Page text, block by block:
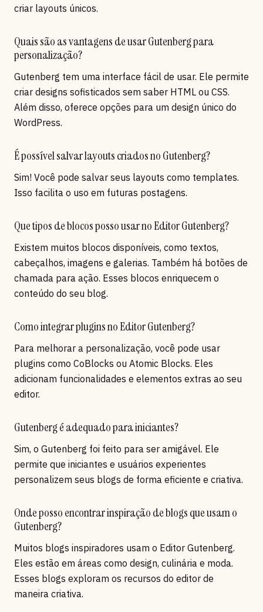
criar layouts únicos.
Quais são as vantagens de usar Gutenberg para
personalização?
Gutenberg tem uma interface fácil de usar. Ele permite
criar designs sofisticados sem saber HTML ou CSS.
Além disso, oferece opções para um design único do
WordPress.
É possível salvar layouts criados no Gutenberg?
Sim! Você pode salvar seus layouts como templates.
Isso facilita o uso em futuras postagens.
Que tipos de blocos posso usar no Editor Gutenberg?
Existem muitos blocos disponíveis, como textos,
cabeçalhos, imagens e galerias. Também há botões de
chamada para ação. Esses blocos enriquecem o
conteúdo do seu blog.
Como integrar plugins no Editor Gutenberg?
Para melhorar a personalização, você pode usar
plugins como CoBlocks ou Atomic Blocks. Eles
adicionam funcionalidades e elementos extras ao seu
editor.
Gutenberg é adequado para iniciantes?
Sim, o Gutenberg foi feito para ser amigável. Ele
permite que iniciantes e usuários experientes
personalizem seus blogs de forma eficiente e criativa.
Onde posso encontrar inspiração de blogs que usam o
Gutenberg?
Muitos blogs inspiradores usam o Editor Gutenberg.
Eles estão em áreas como design, culinária e moda.
Esses blogs exploram os recursos do editor de
maneira criativa.